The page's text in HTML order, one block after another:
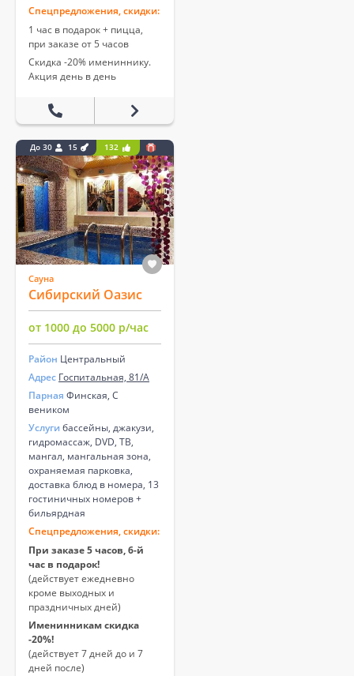
Спецпредложения, скидки:
1 час в подарок + пицца,
при заказе от 5 часов
Скидка -20% имениннику.
Акция день в день
До 30 15 132
Сауна
Сибирский Оазис
от 1000 до 5000 р/час
Район Центральный
Адрес Госпитальная, 81/А
Парная Финская, С
веником
Услуги бассейны, джакузи,
гидромассаж, DVD, ТВ,
мангал, мангальная зона,
охраняемая парковка,
доставка блюд в номера, 13
гостиничных номеров +
бильярдная
Спецпредложения, скидки:
При заказе 5 часов, 6-й
час в подарок!
(действует ежедневно
кроме выходных и
праздничных дней)
Именинникам скидка
-20%!
(действует 7 дней до и 7
дней после)